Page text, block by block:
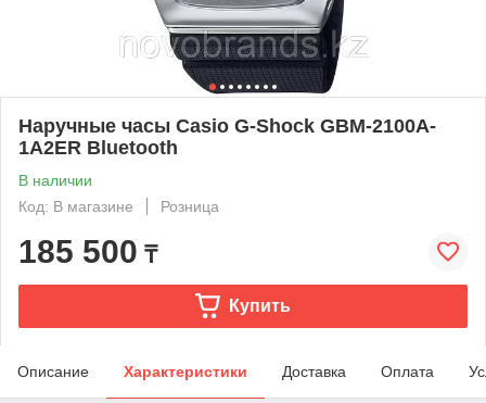
Наручные часы Casio G-Shock GBM-2100A-
1A2ER Bluetooth
В наличии
Код: В магазине
Розница
185 500 ₸
Купить
Описание Характеристики Доставка Оплата